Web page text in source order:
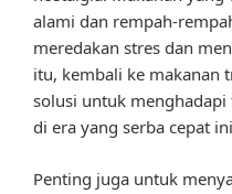
alami dan rempah-
meredakan stres dan
itu, kembali ke makanan
solusi untuk menghadapi
di era yang serba cepat
Penting juga untuk